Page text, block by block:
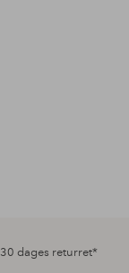
30 dages returret*